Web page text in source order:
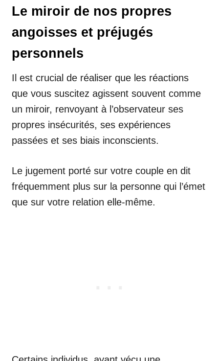
Le miroir de nos propres
angoisses et préjugés
personnels
Il est crucial de réaliser que les réactions
que vous suscitez agissent souvent comme
un miroir, renvoyant à l’observateur ses
propres insécurités, ses expériences
passées et ses biais inconscients.
Le jugement porté sur votre couple en dit
fréquemment plus sur la personne qui l’émet
que sur votre relation elle-même.